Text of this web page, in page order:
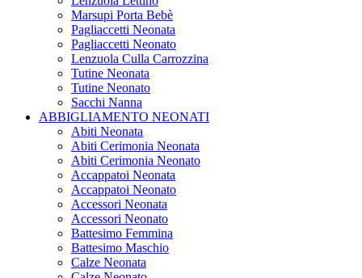
Marsupi Porta Bebè
Pagliaccetti Neonata
Pagliaccetti Neonato
Lenzuola Culla Carrozzina
Tutine Neonata
Tutine Neonato
Sacchi Nanna
ABBIGLIAMENTO NEONATI
Abiti Neonata
Abiti Cerimonia Neonata
Abiti Cerimonia Neonato
Accappatoi Neonata
Accappatoi Neonato
Accessori Neonata
Accessori Neonato
Battesimo Femmina
Battesimo Maschio
Calze Neonata